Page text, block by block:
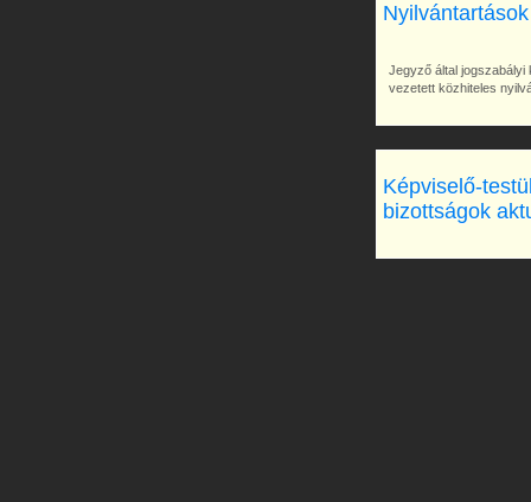
Nyilvántartások
Jegyző által jogszabályi
vezetett közhiteles
Képviselő-
bizottságok